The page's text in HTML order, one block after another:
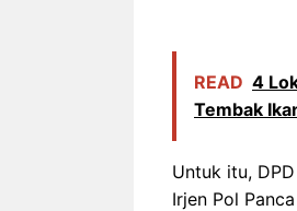
READ 4
Tembak
Untuk itu,
Irjen Pol